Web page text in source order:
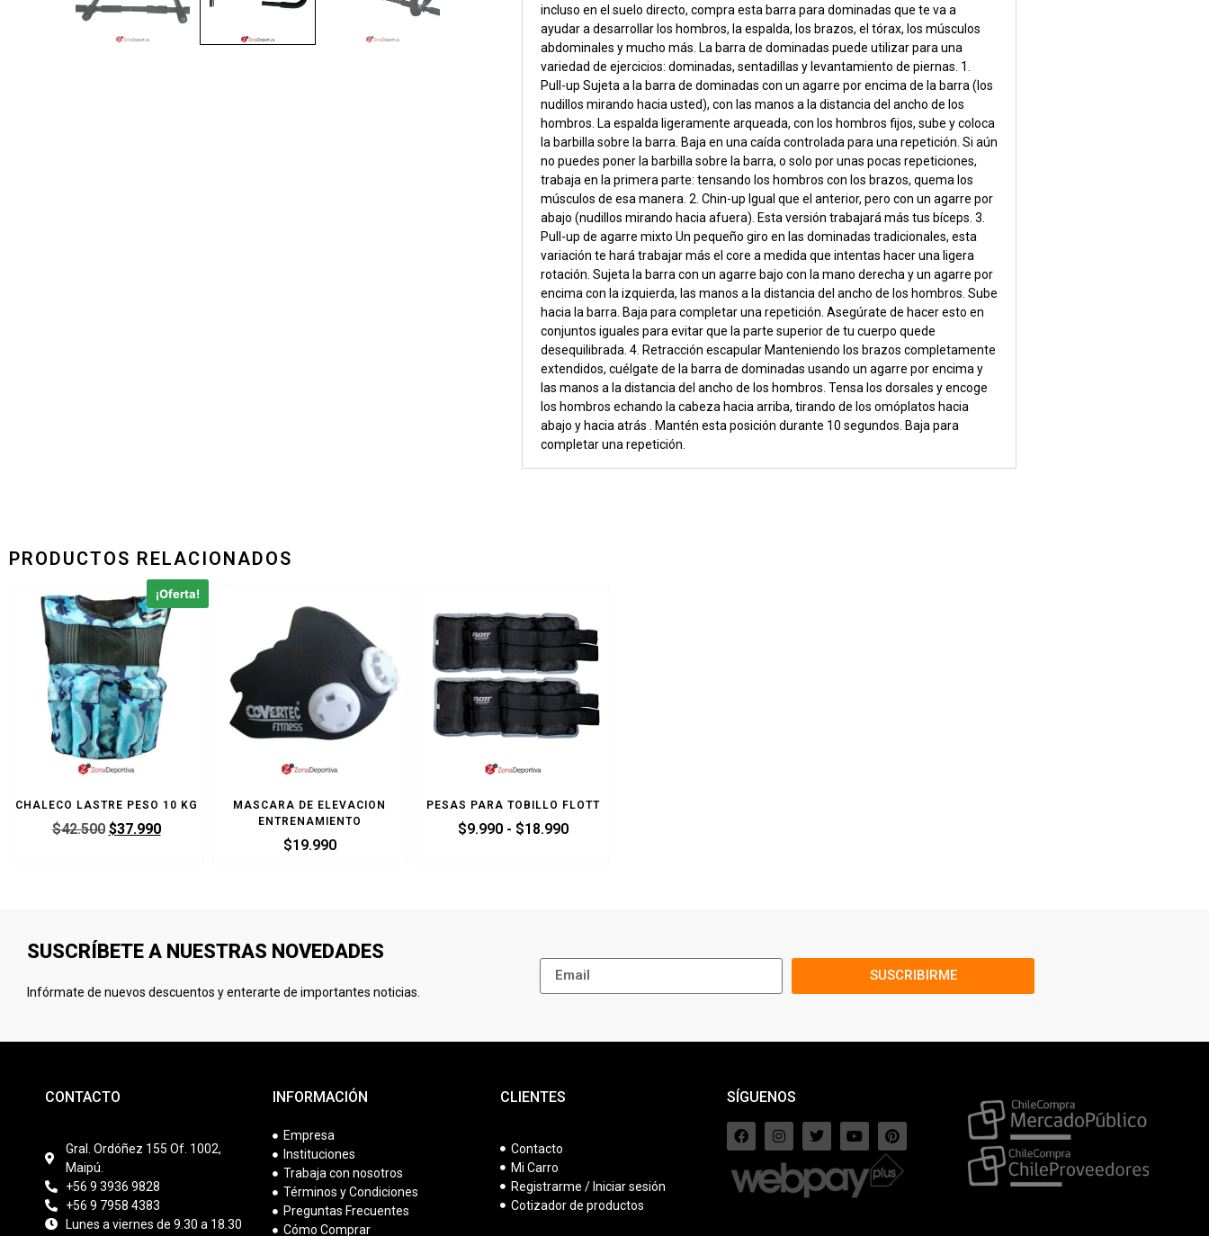
incluso en el suelo directo, compra esta barra para dominadas que te va a
ayudar a desarrollar los hombros, la espalda, los brazos, el tórax, los músculos
abdominales y mucho más. La barra de dominadas puede utilizar para una
variedad de ejercicios: dominadas, sentadillas y levantamiento de piernas. 1.
Pull-up Sujeta a la barra de dominadas con un agarre por encima de la barra (los
nudillos mirando hacia usted), con las manos a la distancia del ancho de los
hombros. La espalda ligeramente arqueada, con los hombros fijos, sube y coloca
la barbilla sobre la barra. Baja en una caída controlada para una repetición. Si aún
no puedes poner la barbilla sobre la barra, o solo por unas pocas repeticiones,
trabaja en la primera parte: tensando los hombros con los brazos, quema los
músculos de esa manera. 2. Chin-up Igual que el anterior, pero con un agarre por
abajo (nudillos mirando hacia afuera). Esta versión trabajará más tus bíceps. 3.
Pull-up de agarre mixto Un pequeño giro en las dominadas tradicionales, esta
variación te hará trabajar más el core a medida que intentas hacer una ligera
rotación. Sujeta la barra con un agarre bajo con la mano derecha y un agarre por
encima con la izquierda, las manos a la distancia del ancho de los hombros. Sube
hacia la barra. Baja para completar una repetición. Asegúrate de hacer esto en
conjuntos iguales para evitar que la parte superior de tu cuerpo quede
desequilibrada. 4. Retracción escapular Manteniendo los brazos completamente
extendidos, cuélgate de la barra de dominadas usando un agarre por encima y
las manos a la distancia del ancho de los hombros. Tensa los dorsales y encoge
los hombros echando la cabeza hacia arriba, tirando de los omóplatos hacia
abajo y hacia atrás . Mantén esta posición durante 10 segundos. Baja para
completar una repetición.
PRODUCTOS RELACIONADOS
¡Oferta!
CHALECO LASTRE PESO 10 KG
$42.500 $37.990
MASCARA DE ELEVACION
ENTRENAMIENTO
$19.990
PESAS PARA TOBILLO FLOTT
$9.990 - $18.990
SUSCRÍBETE A NUESTRAS NOVEDADES
Infórmate de nuevos descuentos y enterarte de importantes noticias.
SUSCRIBIRME
CONTACTO
Gral. Ordóñez 155 Of. 1002,
Maipú.
+56 9 3936 9828
+56 9 7958 4383
Lunes a viernes de 9.30 a 18.30
INFORMACIÓN
Empresa
Instituciones
Trabaja con nosotros
Términos y Condiciones
Preguntas Frecuentes
Cómo Comprar
CLIENTES
Contacto
Mi Carro
Registrarme / Iniciar sesión
Cotizador de productos
SÍGUENOS